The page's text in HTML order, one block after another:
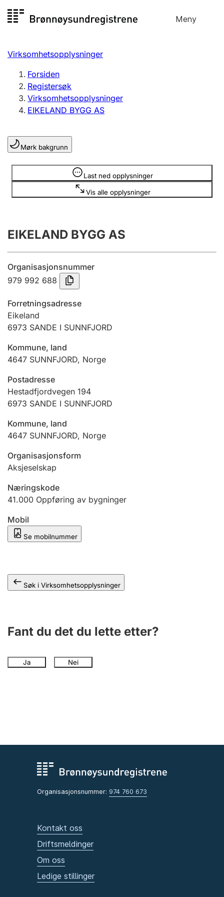
til
Meny
Registersøk
Aksjeselskap
Enkeltpersonforetak
Registrere, endre, slette
Lag og forening
Registrere, endre, slette
Innsending og forsinkelsesgebyr
Jeger
Ektepaktveileder
Andre tema
Virksomhetsopplysninger
Forsiden
Registersøk
Virksomhetsopplysninger
EIKELAND BYGG AS
Mørk bakgrunn
Last ned opplysninger
Vis alle opplysninger
Opplysninger er skjult
EIKELAND BYGG AS
Organisasjonsnummer
979 992 688
Forretningsadresse
Eikeland
6973 SANDE I SUNNFJORD
Kommune, land
4647 SUNNFJORD, Norge
Postadresse
Hestadfjordvegen 194
6973 SANDE I SUNNFJORD
Kommune, land
4647 SUNNFJORD, Norge
Organisasjonsform
Aksjeselskap
Næringskode
41.000 Oppføring av bygninger
Mobil
Se mobilnummer
Søk i Virksomhetsopplysninger
Fant du det du lette etter?
Ja Nei
Organisasjonsnummer: 974 760 673
Kontakt oss
Driftsmeldinger
Om oss
Ledige stillinger